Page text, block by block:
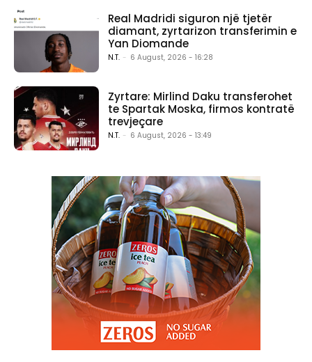
Real Madridi siguron një tjetër
diamant, zyrtarizon transferimin e
Yan Diomande
N.T. - 6 August, 2026 - 16:28
Zyrtare: Mirlind Daku transferohet
te Spartak Moska, firmos kontratë
trevjeçare
N.T. - 6 August, 2026 - 13:49